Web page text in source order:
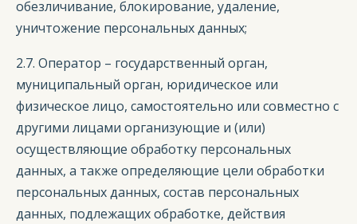
обезличивание, блокирование, удаление,
уничтожение персональных данных;
2.7. Оператор – государственный орган,
муниципальный орган, юридическое или
физическое лицо, самостоятельно или совместно с
другими лицами организующие и (или)
осуществляющие обработку персональных
данных, а также определяющие цели обработки
персональных данных, состав персональных
данных, подлежащих обработке, действия